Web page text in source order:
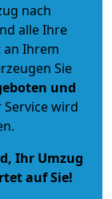
nach
alle Ihre
an Ihrem
Sie
und
wird
Ihr Umzug
auf Sie!